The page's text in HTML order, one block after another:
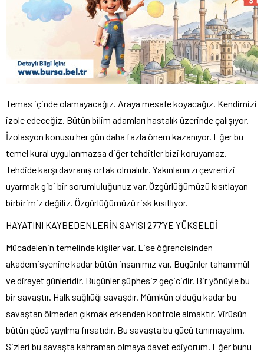
Temas içinde olamayacağız. Araya mesafe koyacağız. Kendimizi
izole edeceğiz. Bütün bilim adamları hastalık üzerinde çalışıyor.
İzolasyon konusu her gün daha fazla önem kazanıyor. Eğer bu
temel kural uygulanmazsa diğer tehditler bizi koruyamaz.
Tehdide karşı davranış ortak olmalıdır. Yakınlarınızı çevrenizi
uyarmak gibi bir sorumluluğunuz var. Özgürlüğümüzü kısıtlayan
birbirimiz değiliz. Özgürlüğümüzü risk kısıtlıyor.
HAYATINI KAYBEDENLERİN SAYISI 277’YE YÜKSELDİ
Mücadelenin temelinde kişiler var. Lise öğrencisinden
akademisyenine kadar bütün insanımız var. Bugünler tahammül
ve dirayet günleridir. Bugünler şüphesiz geçicidir. Bir yönüyle bu
bir savaştır. Halk sağlıüğı savaşdır. Mümkün olduğu kadar bu
savaştan ölmeden çıkmak erkenden kontrole almaktır. Virüsün
bütün gücü yayılma fırsatıdır. Bu savaşta bu gücü tanımayalım.
Sizleri bu savaşta kahraman olmaya davet ediyorum. Eğer bunu